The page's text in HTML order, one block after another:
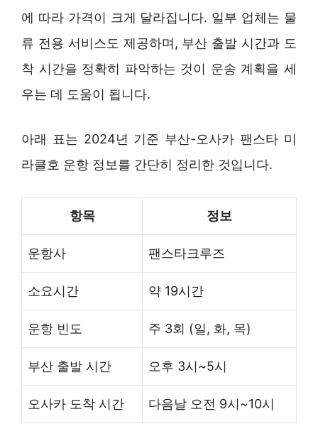
에 따라 가격이 크게 달라집니다. 일부 업체는 물
류 전용 서비스도 제공하며, 부산 출발 시간과 도
착 시간을 정확히 파악하는 것이 운송 계획을 세
우는 데 도움이 됩니다.
아래 표는 2024년 기준 부산-오사카 팬스타 미
라클호 운항 정보를 간단히 정리한 것입니다.
항목 정보
운항사 팬스타크루즈
소요시간 약 19시간
운항 빈도 주 3회 (일, 화, 목)
부산 출발 시간 오후 3시~5시
오사카 도착 시간 다음날 오전 9시~10시